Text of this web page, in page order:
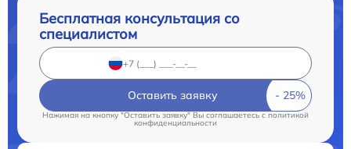
Бесплатная консультация со
специалистом
Оставить заявку
Нажимая на кнопку "Оставить заявку" Вы соглашаетесь cполитикой
конфиденциальности